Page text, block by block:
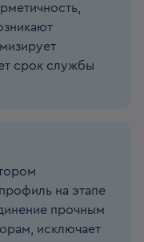
срок службы
на этапе
прочным
исключает